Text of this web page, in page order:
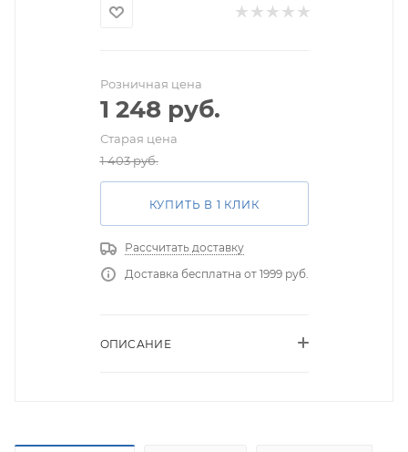
Розничная цена
1 248руб.
Старая цена
1 403руб.
КУПИТЬ В 1 КЛИК
Рассчитать доставку
Доставка бесплатна от 1999 руб.
ОПИСАНИЕ